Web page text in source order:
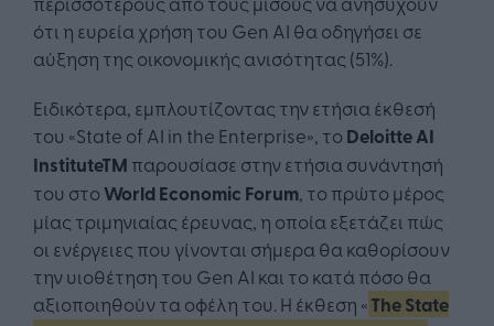
ότι η ευρεία χρήση του Gen AI θα οδηγήσει σε
αύξηση της οικονομικής ανισότητας (51%).
Ειδικότερα, εμπλουτίζοντας την ετήσια έκθεσή
του «State of AI in the Enterprise», το DeloitteAI
InstituteTM παρουσίασε στην ετήσια συνάντησή
του στο WorldEconomic Forum, το πρώτο μέρος
μίας τριμηνιαίας έρευνας, η οποία εξετάζει πώς
οι ενέργειες που γίνονται σήμερα θα καθορίσουν
την υιοθέτηση του Gen AI και το κατά πόσο θα
αξιοποιηθούν τα οφέλη του. Η έκθεση «The State